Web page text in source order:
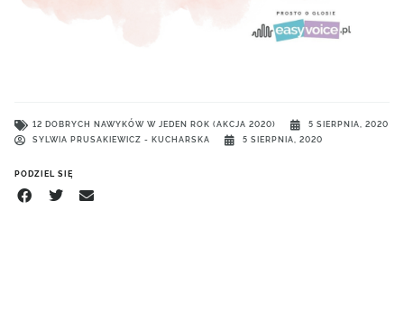
12 DOBRYCH NAWYKÓW W JEDEN ROK (AKCJA 2020)
5 SIERPNIA, 2020
SYLWIA PRUSAKIEWICZ - KUCHARSKA
5 SIERPNIA, 2020
PODZIEL SIĘ